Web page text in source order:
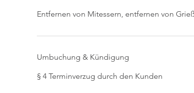
Entfernen von Mitessern, entfernen von
Umbuchung & Kündigung
§ 4 Terminverzug durch den Kunden